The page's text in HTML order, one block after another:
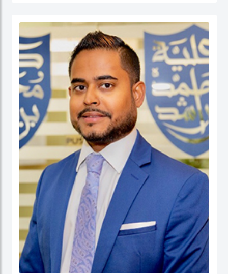
العامة. قبل التحاقه بكلية محمد بن راشد للإدارة الحكومية، عمل الدكتور يوسف كأستاذ
مساعد وشغل منصب مدير برنامج إدارة الموارد البشرية في كلية إدارة الأعمال في الكلية
الأسترالية في دولة الكويت. قبل ذلك، عمل كمستشار للحكومة الاتحادية في كندا في عدد
من المشاريع المرتبطة بالتطوير المؤسسي و بناء القدرات التنظيمية حيث قام بتصميم
وتنفيذ العديد من برامج التدريب للحكومة الاتحادية بما في ذلك مجالات التفكير
الاستراتيجي والإدارة القائمة على النتائج تحت بند تنفيذ البرامج الحكومية والسياسات
العامة.